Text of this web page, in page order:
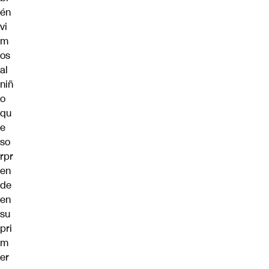
én
vi
m
os
al
niñ
o
qu
e
so
rpr
en
de
en
su
pri
m
er